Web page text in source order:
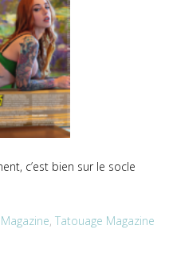
c’est bien sur le socle
,Tatouage Magazine